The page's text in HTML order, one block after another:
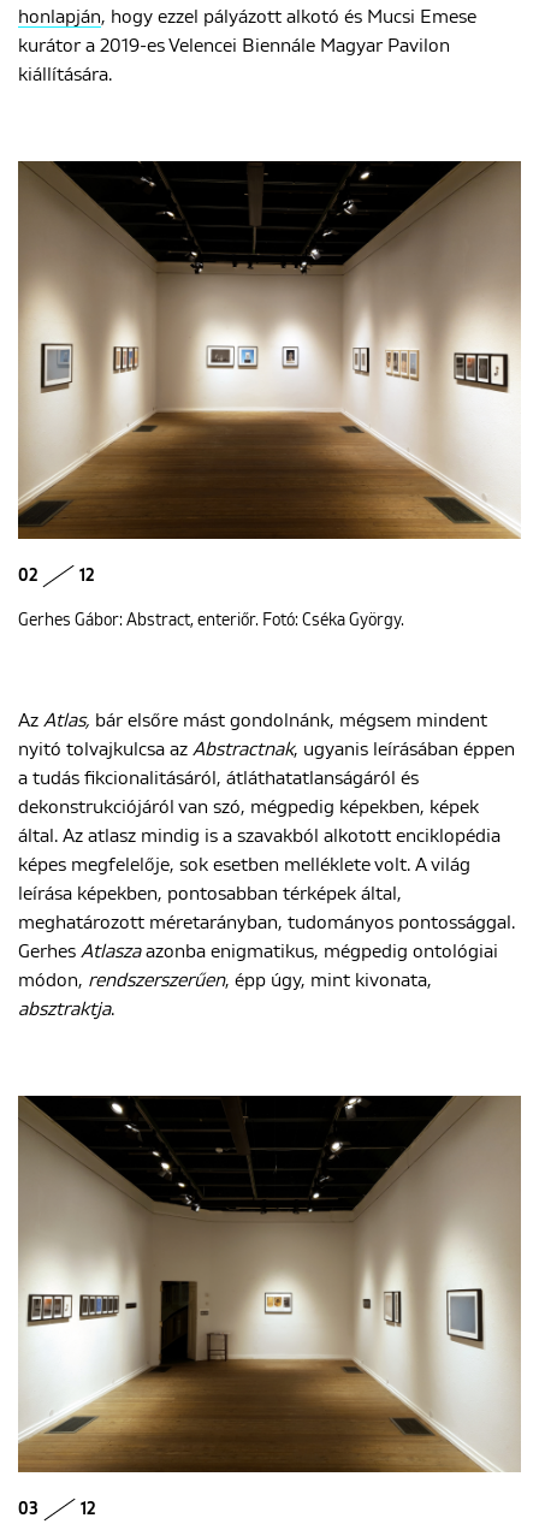
honlapján, hogy ezzel pályázott alkotó és Mucsi Emese
kurátor a 2019-es Velencei Biennále Magyar Pavilon
kiállítására.
02 12
Gerhes Gábor: Abstract, enteriőr. Fotó: Cséka György.
Az Atlas, bár elsőre mást gondolnánk, mégsem mindent
nyitó tolvajkulcsa az Abstractnak, ugyanis leírásában éppen
a tudás fikcionalitásáról, átláthatatlanságáról és
dekonstrukciójáról van szó, mégpedig képekben, képek
által. Az atlasz mindig is a szavakból alkotott enciklopédia
képes megfelelője, sok esetben melléklete volt. A világ
leírása képekben, pontosabban térképek által,
meghatározott méretarányban, tudományos pontossággal.
Gerhes Atlaszaazonba enigmatikus, mégpedig ontológiai
módon, rendszerszerűen, épp úgy, mint kivonata,
absztraktja.
03 12